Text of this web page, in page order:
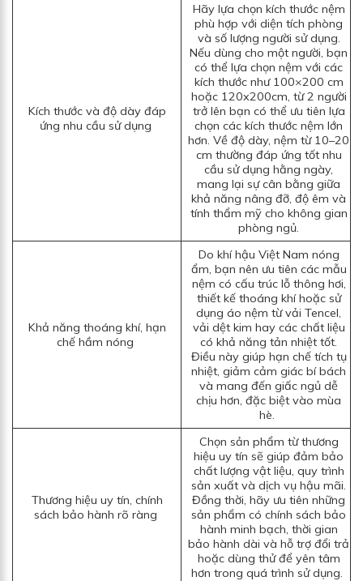
Kích thước và độ dày đáp
ứng nhu cầu sử dụng
Hãy lựa chọn kích thước nệm
phù hợp với diện tích phòng
và số lượng người sử dụng.
Nếu dùng cho một người, bạn
có thể lựa chọn nệm với các
kích thước như 100×200 cm
hoặc 120x200cm, từ 2 người
trở lên bạn có thể ưu tiên lựa
chọn các kích thước nệm lớn
hơn. Về độ dày, nệm từ 10–20
cm thường đáp ứng tốt nhu
cầu sử dụng hằng ngày,
mang lại sự cân bằng giữa
khả năng nâng đỡ, độ êm và
tính thẩm mỹ cho không gian
phòng ngủ.
Khả năng thoáng khí, hạn
chế hầm nóng
Do khí hậu Việt Nam nóng
ẩm, bạn nên ưu tiên các mẫu
nệm có cấu trúc lỗ thông hơi,
thiết kế thoáng khí hoặc sử
dụng áo nệm từ vải Tencel,
vải dệt kim hay các chất liệu
có khả năng tản nhiệt tốt.
Điều này giúp hạn chế tích tụ
nhiệt, giảm cảm giác bí bách
và mang đến giấc ngủ dễ
chịu hơn, đặc biệt vào mùa
hè.
Thương hiệu uy tín, chính
sách bảo hành rõ ràng
Chọn sản phẩm từ thương
hiệu uy tín sẽ giúp đảm bảo
chất lượng vật liệu, quy trình
sản xuất và dịch vụ hậu mãi.
Đồng thời, hãy ưu tiên những
sản phẩm có chính sách bảo
hành minh bạch, thời gian
bảo hành dài và hỗ trợ đổi trả
hoặc dùng thử để yên tâm
hơn trong quá trình sử dụng.